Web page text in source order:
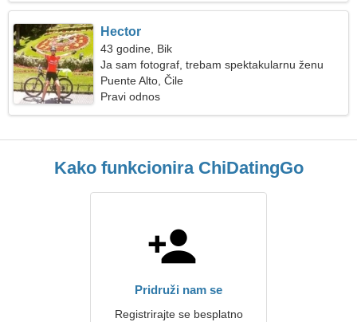
Hector
43 godine, Bik
Ja sam fotograf, trebam spektakularnu ženu
Puente Alto, Čile
Pravi odnos
Kako funkcionira ChiDatingGo
Pridruži nam se
Registrirajte se besplatno